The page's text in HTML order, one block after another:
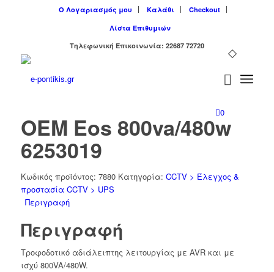
Ο Λογαριασμός μου Καλάθι
Checkout
Λίστα Επιθυμιών
Tηλεφωνική Επικοινωνία: 22687 72720
0
OEM Eos 800va/480w
6253019
Κωδικός προϊόντος: 7880 Κατηγορία: CCTV > Έλεγχος &
προστασία CCTV > UPS
Περιγραφή
Περιγραφή
Tροφοδοτικό αδιάλειπτης λειτουργίας με AVR και με
ισχύ 800VA/480W.